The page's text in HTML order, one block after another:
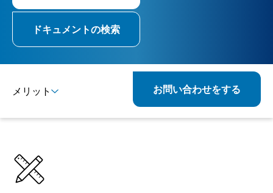
ドキュメントの検索
メリット
組み合わせ可能な製品
お問い合わせをする